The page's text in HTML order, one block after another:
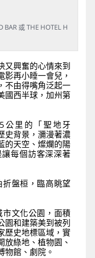
或 THE HOTEL H
又興奮的心情來到
再小睡一會兒，
不由得嘴角泛起一
國西半球，加州第
公里的「聖地牙
史背景，瀰漫著濃
的天空、燦爛的陽
每個訪客深深著
盤桓，臨高眺望
文化公園，面積
園和建築美到被列
歷史地標區域，實
放綠地、植物園、
物館、劇院。